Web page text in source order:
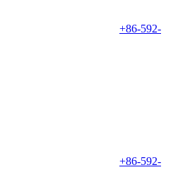
+86-592-
+86-592-